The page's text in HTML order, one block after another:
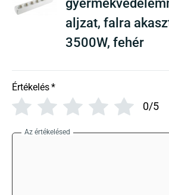
aljzat, falra
3500W, fehér
Értékelés*
0/5
Az értékelésed